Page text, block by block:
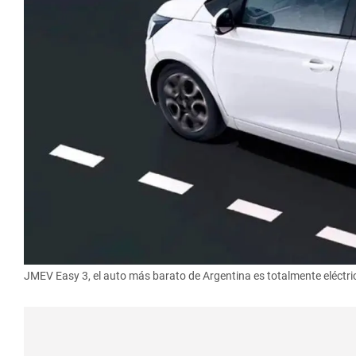
JMEV Easy 3, el auto más barato de Argentina es totalmente